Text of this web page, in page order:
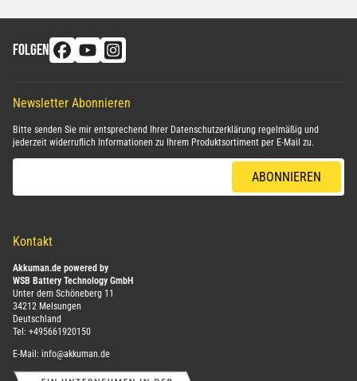
FOLGEN
Newsletter Abonnieren
Bitte senden Sie mir entsprechend Ihrer Datenschutzerklärung regelmäßig und
jederzeit widerruflich Informationen zu Ihrem Produktsortiment per E-Mail zu.
ABONNIEREN
Kontakt
Akkuman.de powered by
WSB Battery Technology GmbH
Unter dem Schöneberg 11
34212 Melsungen
Deutschland
Tel: +495661920150
E-Mail: info@akkuman.de